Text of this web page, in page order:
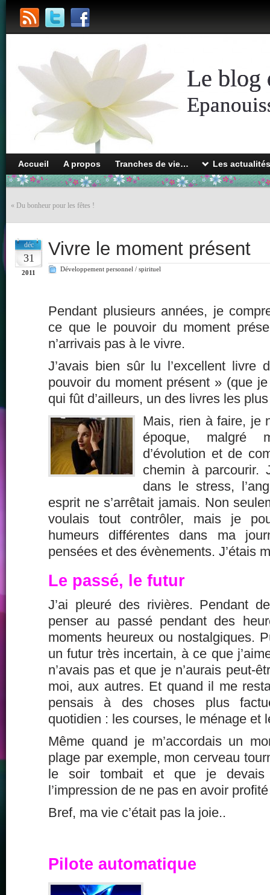
Le blog
Accueil A propos Tranches de vie… Les
« Du bonheur pour les fêtes !
déc
31
2011
Vivre le moment présent
Développement personnel / spirituel
Pendant plusieurs années, je
ce que le pouvoir du moment
n’arrivais pas à le vivre.
J’avais bien sûr lu l’excellent livre
pouvoir du moment présent » (que
qui fût d’ailleurs, un des livres les
Mais, rien à faire, je
époque, malgré
d’évolution et de
chemin à parcourir.
dans le stress,
esprit ne s’arrêtait jamais. Non
voulais tout contrôler, mais je
humeurs différentes dans ma
pensées et des évènements. J’étais
Le passé, le futur
J’ai pleuré des rivières. Pendant
penser au passé pendant des
moments heureux ou nostalgiques.
un futur très incertain, à ce que
n’avais pas et que je n’aurais peut-
moi, aux autres. Et quand il me
pensais à des choses plus
quotidien : les courses, le ménage et
Même quand je m’accordais un
plage par exemple, mon cerveau
le soir tombait et que je devais
l’impression de ne pas en avoir
Bref, ma vie c’était pas la joie..
Pilote automatique